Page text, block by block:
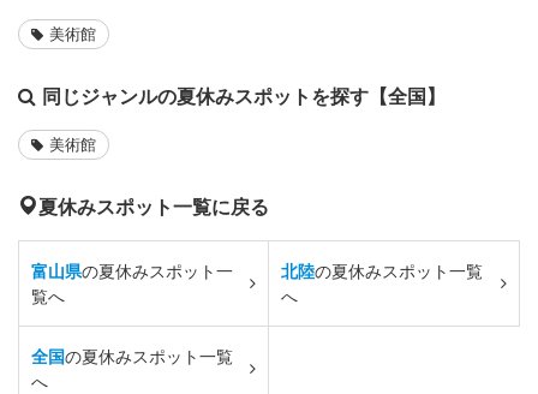
美術館
同じジャンルの夏休みスポットを探す【全国】
美術館
夏休みスポット一覧に戻る
富山県の夏休みスポット一
覧へ
北陸の夏休みスポット一覧
へ
全国の夏休みスポット一覧
へ